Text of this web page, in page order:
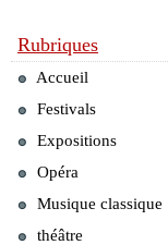
Rubriques
Accueil
Festivals
Expositions
Opéra
Musique classique
théâtre